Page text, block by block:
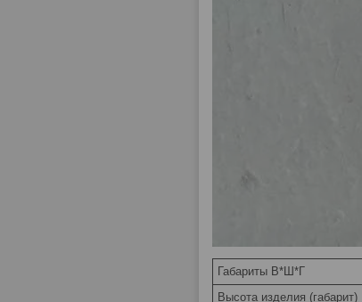
Габариты В*Ш*Г
Высота изделия (габарит)